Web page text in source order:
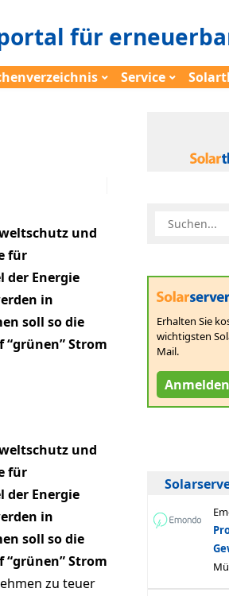
für
Service
und
für
der Energie
in
soll so die
Strom
und
für
der Energie
in
soll so die
Strom
zu teuer
Erhalten Sie
wichtigsten
Mail.
Anmelden